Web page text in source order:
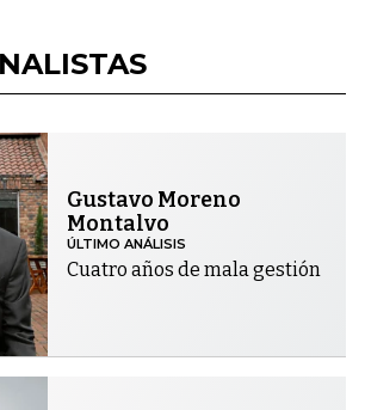
Gustavo Moreno
Montalvo
ÚLTIMO ANÁLISIS
Cuatro años de mala gestión